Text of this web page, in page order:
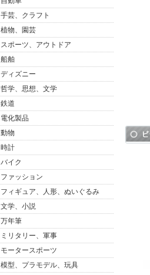
手芸、クラフト
植物、園芸
スポーツ、アウトドア
船舶
ディズニー
哲学、思想、文学
鉄道
電化製品
動物
時計
バイク
ファッション
フィギュア、人形、ぬいぐるみ
文学、小説
万年筆
ミリタリー、軍事
モータースポーツ
模型、プラモデル、玩具